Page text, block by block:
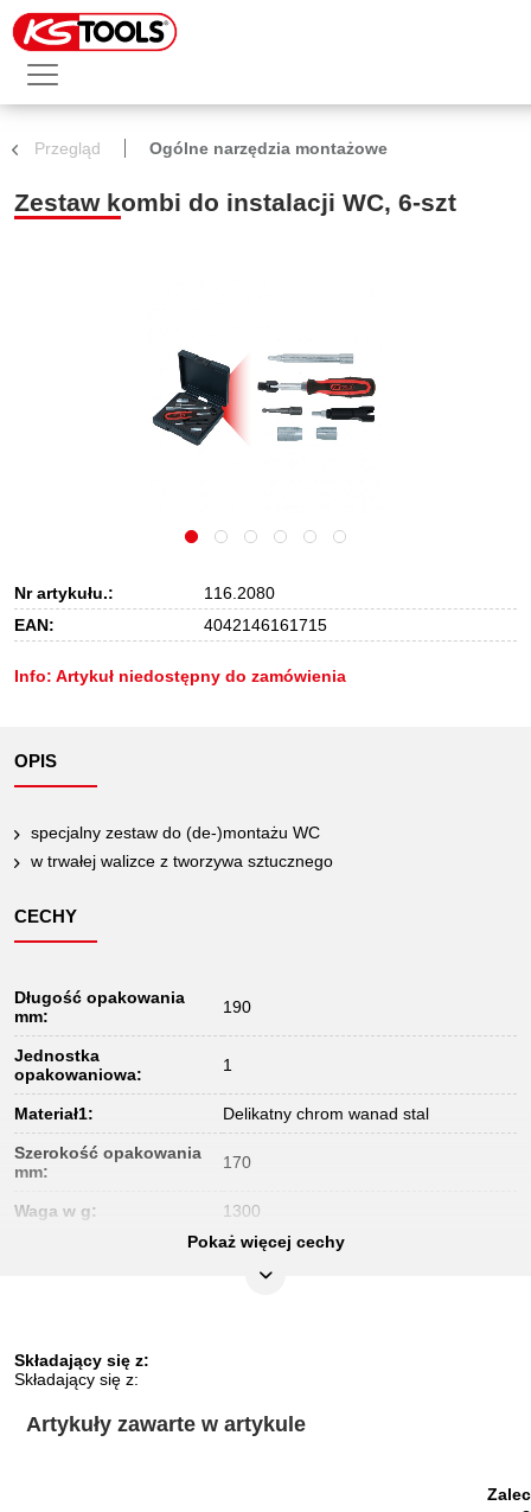
Przegląd Ogólne narzędzia montażowe
Zestaw kombi do instalacji WC, 6-szt
Nr artykułu.:
116.2080
EAN:
4042146161715
Info: Artykuł niedostępny do zamówienia
OPIS
specjalny zestaw do (de-)montażu WC
w trwałej walizce z tworzywa sztucznego
CECHY
Długość opakowania
mm:
190
Jednostka
opakowaniowa:
1
Materiał1: Delikatny chrom wanad stal
Szerokość opakowania
mm:
170
Waga w g: 1300
Wysokość opakowania
dodatkowe wyposażenie:
ogólny:
sanitarny
Pokaż więcej cechy
Składający się z:
Składający się z:
Artykuły zawarte w artykule